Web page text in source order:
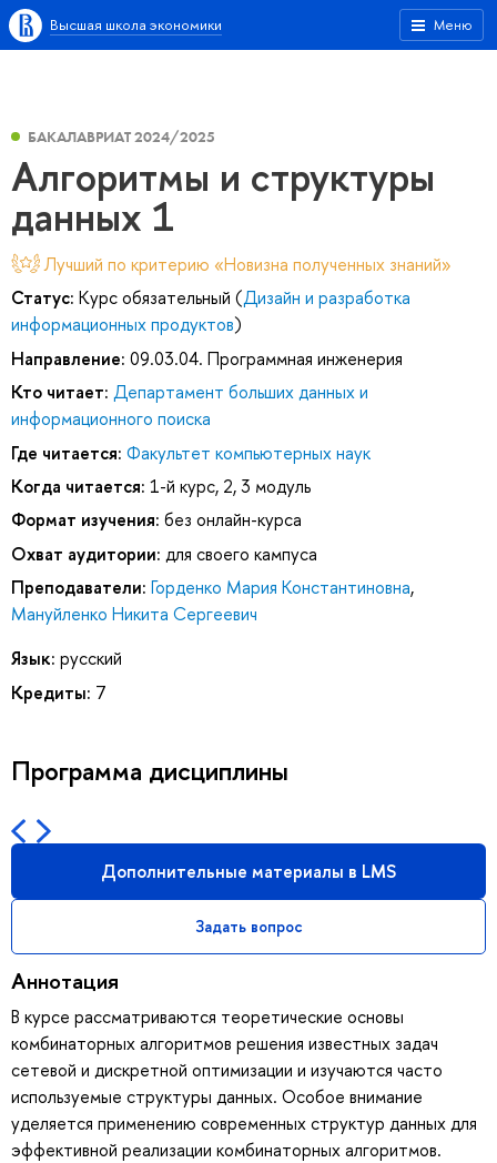
Меню
Высшая школа экономики
БАКАЛАВРИАТ 2024/2025
Алгоритмы и структуры
данных 1
Лучший по критерию «Новизна полученных знаний»
Статус: Курс обязательный (Дизайн и разработка
информационных продуктов)
Направление: 09.03.04. Программная инженерия
Кто читает: Департамент больших данных и
информационного поиска
Где читается: Факультет компьютерных наук
Когда читается: 1-й курс, 2, 3 модуль
Формат изучения: без онлайн-курса
Охват аудитории: для своего кампуса
Преподаватели: Горденко Мария Константиновна,
Мануйленко Никита Сергеевич
Язык: русский
Кредиты: 7
Программа дисциплины
Дополнительные материалы в LMS
Задать вопрос
Аннотация
В курсе рассматриваются теоретические основы
комбинаторных алгоритмов решения известных задач
сетевой и дискретной оптимизации и изучаются часто
используемые структуры данных. Особое внимание
уделяется применению современных структур данных для
эффективной реализации комбинаторных алгоритмов.